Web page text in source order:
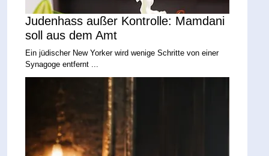
Judenhass außer Kontrolle: Mamdani
soll aus dem Amt
Ein jüdischer New Yorker wird wenige Schritte von einer
Synagoge entfernt ...